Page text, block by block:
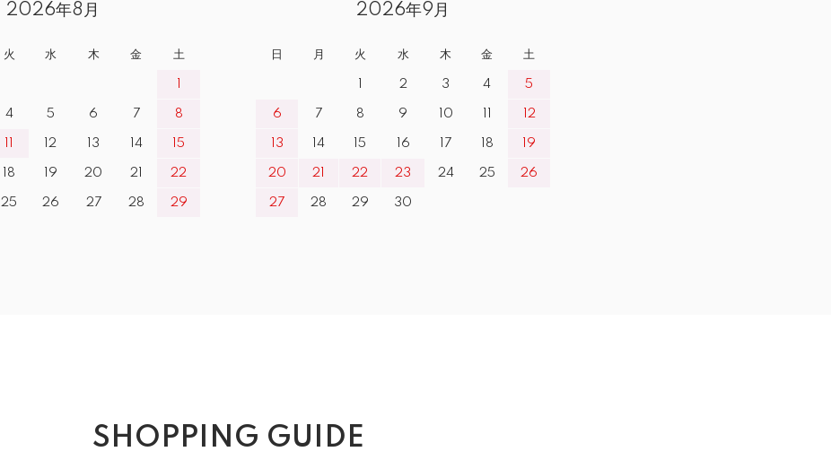
2026年8月
火 水 木 金 土
4 5 6 7 8
12 13 14 15
18 19 20 21 22
25 26 27 28 29
2026年9月
日 月 火 水 木 金 土
2 3 4 5
6 7 8 9 10 12
13 14 15 16 17 18 19
20 21 22 23 24 25 26
27 28 29 30
SHOPPING GUIDE